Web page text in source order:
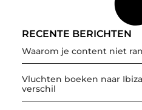
RECENTE BERICHTEN
Waarom je content niet
Vluchten boeken naar
verschil